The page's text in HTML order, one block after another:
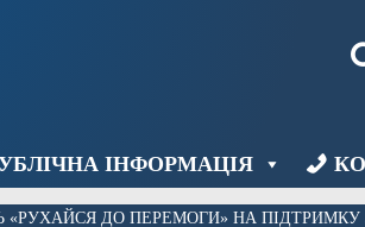
ІНФОРМАЦІЯ
«РУХАЙСЯ ДО ПЕРЕМОГИ» НА ПІДТРИМКУ